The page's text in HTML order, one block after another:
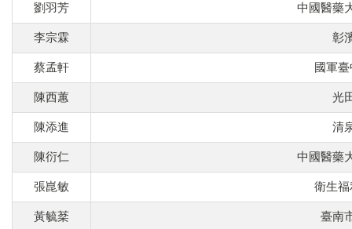
劉羽芳 中國醫藥
李宗霖 彰
蔡孟軒 國軍
陳西蕙 光
陳添進 清
陳衍仁 中國醫藥
張崑敏 衛生
黃毓棻 臺南